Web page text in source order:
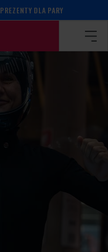
DLA PARY
/ Eliza Anitei camp!